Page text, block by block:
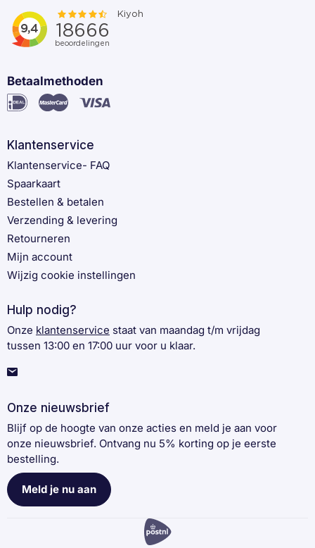
Betaalmethoden
Klantenservice
Klantenservice- FAQ
Spaarkaart
Bestellen & betalen
Verzending & levering
Retourneren
Mijn account
Wijzig cookie instellingen
Hulp nodig?
Onze klantenservice staat van maandag t/m vrijdag
tussen 13:00 en 17:00 uur voor u klaar.
Onze nieuwsbrief
Blijf op de hoogte van onze acties en meld je aan voor
onze nieuwsbrief. Ontvang nu 5% korting op je eerste
bestelling.
Meld je nu aan